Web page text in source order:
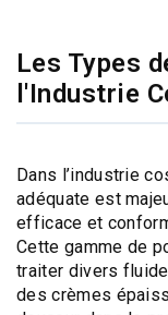
Les Types
l'Industrie
Dans l’industrie
adéquate est
efficace et
Cette gamme de
traiter divers
des crèmes